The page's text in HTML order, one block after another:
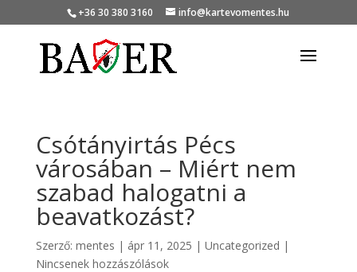
+36 30 380 3160 info@kartevomentes.hu
Csótányirtás Pécs
városában – Miért nem
szabad halogatni a
beavatkozást?
Szerző: mentes | ápr 11, 2025 | Uncategorized |
Nincsenek hozzászólások